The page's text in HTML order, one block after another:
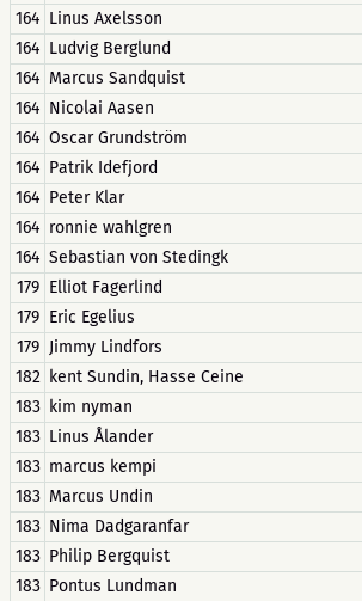
164 Linus Axelsson
164 Ludvig Berglund
164 Marcus Sandquist
164 Nicolai Aasen
164 Oscar Grundström
164 Patrik Idefjord
164 Peter Klar
164 ronnie wahlgren
164 Sebastian von Stedingk
179 Elliot Fagerlind
179 Eric Egelius
179 Jimmy Lindfors
182 kent Sundin, Hasse Ceine
183 kim nyman
183 Linus Ålander
183 marcus kempi
183 Marcus Undin
183 Nima Dadgaranfar
183 Philip Bergquist
183 Pontus Lundman